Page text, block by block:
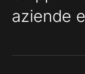
aziende